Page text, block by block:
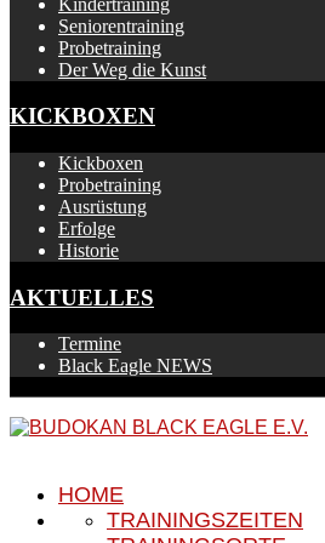
Seniorentraining
Probetraining
Der Weg die Kunst
KICKBOXEN
Kickboxen
Probetraining
Ausrüstung
Erfolge
Historie
AKTUELLES
Termine
Black Eagle NEWS
HOME
TRAININGSZEITEN